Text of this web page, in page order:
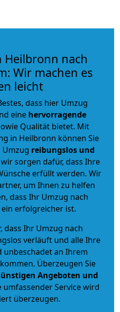
Heilbronn nach
Wir machen es
leicht
dass hier Umzug
eine hervorragende
Qualität bietet. Mit
in Heilbronn können Sie
Umzug reibungslos und
sorgen dafür, dass Ihre
erfüllt werden. Wir
um Ihnen zu helfen
dass Ihr Umzug nach
erfolgreicher ist.
dass Ihr Umzug nach
verläuft und alle Ihre
unbeschadet an Ihrem
Überzeugen Sie
Angeboten und
umfassender Service wird
überzeugen.